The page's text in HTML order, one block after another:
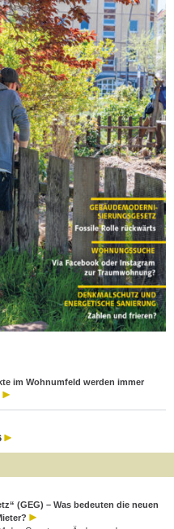
im Wohnumfeld werden immer
(GEG) – Was bedeuten die neuen